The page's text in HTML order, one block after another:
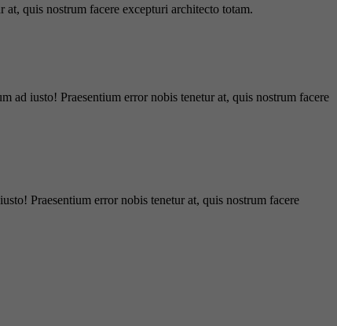
at, quis nostrum facere excepturi architecto totam.
ad iusto! Praesentium error nobis tenetur at, quis nostrum facere
Praesentium error nobis tenetur at, quis nostrum facere